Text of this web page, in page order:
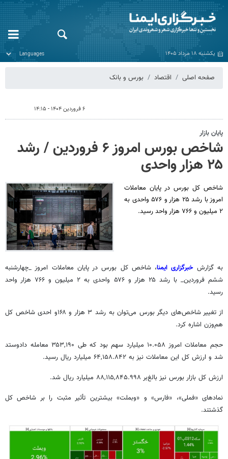
یکشنبه ۱۸ مرداد ۱۴۰۵
صفحه اصلی اقتصاد بورس و بانک
۶ فروردین ۱۴۰۴ - ۱۴:۱۵
پایان بازار
شاخص بورس امروز ۶ فروردین / رشد
۲۵ هزار واحدی
شاخص کل بورس در پایان معاملات
امروز با رشد ۲۵ هزار و ۵۷۶ واحدی به
۲ میلیون و ۷۶۶ هزار واحد رسید.
به گزارش خبرگزاری ایمنا، شاخص کل بورس در پایان معاملات امروز _چهارشنبه
ششم فروردین_ با رشد ۲۵ هزار و ۵۷۶ واحدی به ۲ میلیون و ۷۶۶ هزار واحد
رسید.
از تغییر شاخص‌های دیگر بورس می‌توان به رشد ۳ هزار و ۱۶۸و احدی شاخص کل
هم‌وزن اشاره کرد.
حجم معاملات امروز ۱۰.۰۵۸ میلیارد سهم بود که طی ۳۵۳,۱۹۰ معامله دادوستد
شد و ارزش کل این معاملات نیز به ۶۴,۱۵۸.۸۴۲ میلیارد ریال رسید.
ارزش کل بازار بورس نیز بالغ‌بر ۸۸,۱۱۵,۸۴۵.۹۹۸ میلیارد ریال شد.
نمادهای «فملی»، «فارس» و «وبملت» بیشترین تأثیر مثبت را بر شاخص کل
گذشتند.